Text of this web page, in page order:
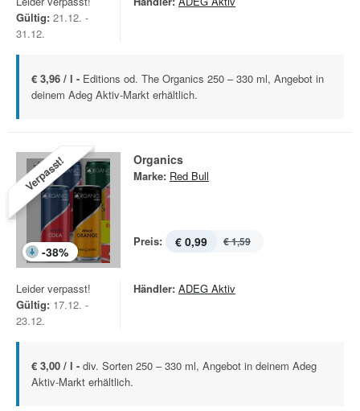
Gültig: 21.12. -
31.12.
€ 3,96 / l - Editions od. The Organics 250 – 330 ml, Angebot in
deinem Adeg Aktiv-Markt erhältlich.
Verpasst!
-38%
Organics
Marke: Red Bull
Preis: € 0,99 € 1,59
Leider verpasst!
Gültig: 17.12. -
23.12.
Händler: ADEG Aktiv
€ 3,00 / l - div. Sorten 250 – 330 ml, Angebot in deinem Adeg
Aktiv-Markt erhältlich.